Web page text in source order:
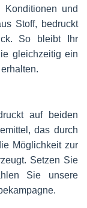
Konditionen und
Stoff, bedruckt
So bleibt Ihr
gleichzeitig ein
auf beiden
das durch
Möglichkeit zur
Setzen Sie
Sie unsere